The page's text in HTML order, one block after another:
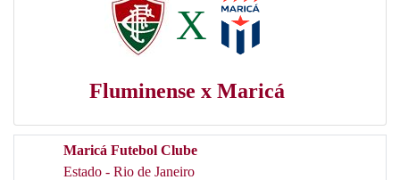
X
Fluminense x Maricá
Maricá Futebol Clube
Estado - Rio de Janeiro